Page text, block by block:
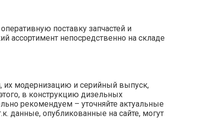
поставку запчастей и
непосредственно на складе
их модернизацию и серийный выпуск,
в конструкцию дизельных
рекомендуем – уточняйте актуальные
данные, опубликованные на сайте, могут